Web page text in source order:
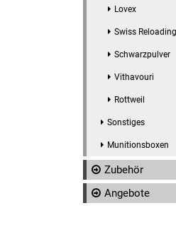
Lovex
Swiss Reloading
Schwarzpulver
Vithavouri
Rottweil
Sonstiges
Munitionsboxen
Zubehör
Angebote